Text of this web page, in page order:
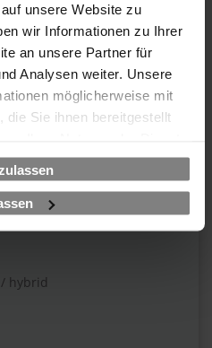
unsere Website zu
wir Informationen zu Ihrer
an unsere Partner für
Analysen weiter. Unsere
möglicherweise mit
die Sie ihnen bereitgestellt
hybrid